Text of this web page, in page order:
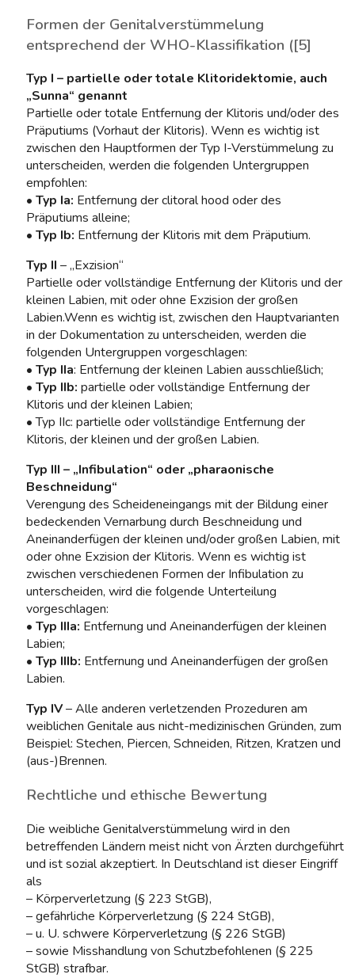
Formen der Genitalverstümmelung
entsprechend der WHO-Klassifikation ([5]
Typ I – partielle oder totale Klitoridektomie, auch
„Sunna“ genannt
Partielle oder totale Entfernung der Klitoris und/oder des
Präputiums (Vorhaut der Klitoris). Wenn es wichtig ist
zwischen den Hauptformen der Typ I-Verstümmelung zu
unterscheiden, werden die folgenden Untergruppen
empfohlen:
• Typ Ia: Entfernung der clitoral hood oder des
Präputiums alleine;
• Typ Ib: Entfernung der Klitoris mit dem Präputium.
Typ II – „Exzision“
Partielle oder vollständige Entfernung der Klitoris und der
kleinen Labien, mit oder ohne Exzision der großen
Labien.Wenn es wichtig ist, zwischen den Hauptvarianten
in der Dokumentation zu unterscheiden, werden die
folgenden Untergruppen vorgeschlagen:
• Typ IIa: Entfernung der kleinen Labien ausschließlich;
• Typ IIb: partielle oder vollständige Entfernung der
Klitoris und der kleinen Labien;
• Typ IIc: partielle oder vollständige Entfernung der
Klitoris, der kleinen und der großen Labien.
Typ III – „Infibulation“ oder „pharaonische
Beschneidung“
Verengung des Scheideneingangs mit der Bildung einer
bedeckenden Vernarbung durch Beschneidung und
Aneinanderfügen der kleinen und/oder großen Labien, mit
oder ohne Exzision der Klitoris. Wenn es wichtig ist
zwischen verschiedenen Formen der Infibulation zu
unterscheiden, wird die folgende Unterteilung
vorgeschlagen:
• Typ IIIa: Entfernung und Aneinanderfügen der kleinen
Labien;
• Typ IIIb: Entfernung und Aneinanderfügen der großen
Labien.
Typ IV– Alle anderen verletzenden Prozeduren am
weiblichen Genitale aus nicht-medizinischen Gründen, zum
Beispiel: Stechen, Piercen, Schneiden, Ritzen, Kratzen und
(aus-)Brennen.
Rechtliche und ethische Bewertung
Die weibliche Genitalverstümmelung wird in den
betreffenden Ländern meist nicht von Ärzten durchgeführt
und ist sozial akzeptiert. In Deutschland ist dieser Eingriff
als
– Körperverletzung (§ 223 StGB),
– gefährliche Körperverletzung (§ 224 StGB),
– u. U. schwere Körperverletzung (§ 226 StGB)
– sowie Misshandlung von Schutzbefohlenen (§ 225
StGB) strafbar.